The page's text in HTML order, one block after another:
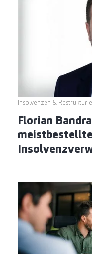
Insolvenzen &
Florian